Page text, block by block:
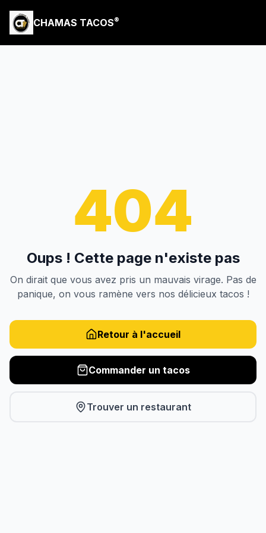
CHAMAS TACOS®
404
Oups ! Cette page n'existe pas
On dirait que vous avez pris un mauvais virage. Pas de
panique, on vous ramène vers nos délicieux tacos !
Retour à l'accueil
Commander un tacos
Trouver un restaurant